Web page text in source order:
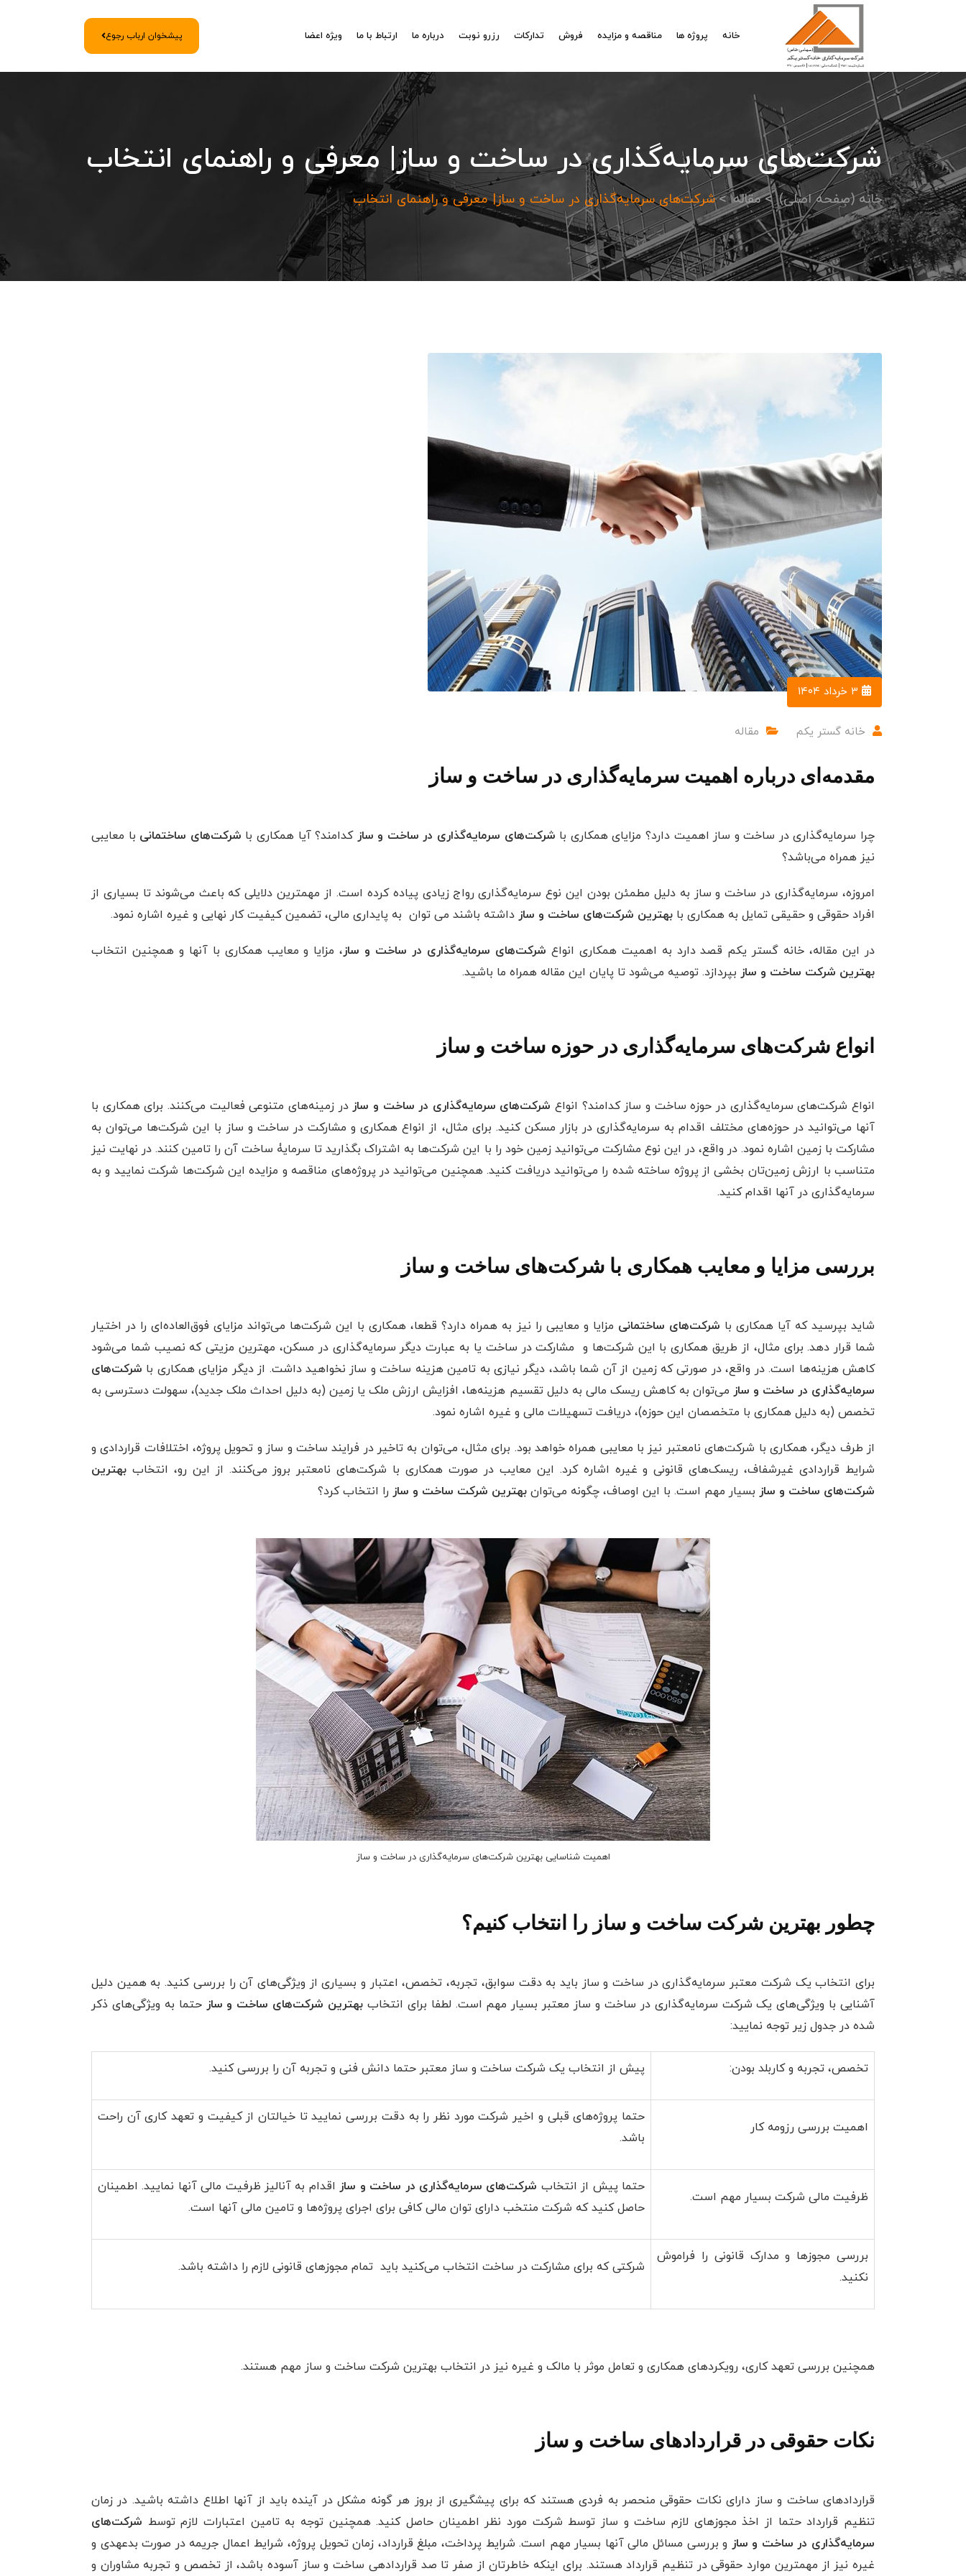
خانه پروژه ها مناقصه و مزایده فروش تدارکات رزرو نوبت درباره ما ارتباط با ما ویژه اعضا پیشخوان ارباب رجوع
شرکت‌های سرمایه‌گذاری در ساخت و ساز| معرفی و راهنمای انتخاب
خانه (صفحه اصلی) مقاله شرکت‌های سرمایه‌گذاری در ساخت و ساز| معرفی و راهنمای انتخاب
خانه گستر یکم مقاله
مقدمه‌ای درباره اهمیت سرمایه‌گذاری در ساخت و ساز
چرا سرمایه‌گذاری در ساخت و ساز اهمیت دارد؟ مزایای همکاری با شرکت‌های سرمایه‌گذاری در ساخت و ساز کدامند؟ آیا همکاری با شرکت‌های ساختمانی با معایبی
نیز همراه می‌باشد؟
امروزه، سرمایه‌گذاری در ساخت و ساز به دلیل مطمئن بودن این نوع سرمایه‌گذاری رواج زیادی پیاده کرده است. از مهمترین دلایلی که باعث می‌شوند تا بسیاری از
افراد حقوقی و حقیقی تمایل به همکاری با بهترین شرکت‌های ساخت و ساز داشته باشند می توان به پایداری مالی، تضمین کیفیت کار نهایی و غیره اشاره نمود.
در این مقاله، خانه گستر یکم قصد دارد به اهمیت همکاری انواع شرکت‌های سرمایه‌گذاری در ساخت و ساز، مزایا و معایب همکاری با آنها و همچنین انتخاب
بهترین شرکت ساخت و ساز بپردازد. توصیه می‌شود تا پایان این مقاله همراه ما باشید.
انواع شرکت‌های سرمایه‌گذاری در حوزه ساخت و ساز
انواع شرکت‌های سرمایه‌گذاری در حوزه ساخت و ساز کدامند؟ انواع شرکت‌های سرمایه‌گذاری در ساخت و ساز در زمینه‌های متنوعی فعالیت می‌کنند. برای همکاری با
آنها می‌توانید در حوزه‌های مختلف اقدام به سرمایه‌گذاری در بازار مسکن کنید. برای مثال، از انواع همکاری و مشارکت در ساخت و ساز با این شرکت‌ها می‌توان به
مشارکت با زمین اشاره نمود. در واقع، در این نوع مشارکت می‌توانید زمین خود را با این شرکت‌ها به اشتراک بگذارید تا سرمایۀ ساخت آن را تامین کنند. در نهایت نیز
متناسب با ارزش زمین‌تان بخشی از پروژه ساخته شده را می‌توانید دریافت کنید. همچنین می‌توانید در پروژه‌های مناقصه و مزایده این شرکت‌ها شرکت نمایید و به
سرمایه‌گذاری در آنها اقدام کنید.
بررسی مزایا و معایب همکاری با شرکت‌های ساخت و ساز
شاید بپرسید که آیا همکاری با شرکت‌های ساختمانی مزایا و معایبی را نیز به همراه دارد؟ قطعا، همکاری با این شرکت‌ها می‌تواند مزایای فوق‌العاده‌ای را در اختیار
شما قرار دهد. برای مثال، از طریق همکاری با این شرکت‌ها و مشارکت در ساخت یا به عبارت دیگر سرمایه‌گذاری در مسکن، مهترین مزیتی که نصیب شما می‌شود
کاهش هزینه‌ها است. در واقع، در صورتی که زمین از آن شما باشد، دیگر نیازی به تامین هزینه ساخت و ساز نخواهید داشت. از دیگر مزایای همکاری با شرکت‌های
سرمایه‌گذاری در ساخت و ساز می‌توان به کاهش ریسک مالی به دلیل تقسیم هزینه‌ها، افزایش ارزش ملک یا زمین (به دلیل احداث ملک جدید)، سهولت دسترسی به
تخصص (به دلیل همکاری با متخصصان این حوزه)، دریافت تسهیلات مالی و غیره اشاره نمود.
از طرف دیگر، همکاری با شرکت‌های نامعتبر نیز با معایبی همراه خواهد بود. برای مثال، می‌توان به تاخیر در فرایند ساخت و ساز و تحویل پروژه، اختلافات قراردادی و
شرایط قراردادی غیرشفاف، ریسک‌های قانونی و غیره اشاره کرد. این معایب در صورت همکاری با شرکت‌های نامعتبر بروز می‌کنند. از این رو، انتخاب بهترین
شرکت‌های ساخت و ساز بسیار مهم است. با این اوصاف، چگونه می‌توان بهترین شرکت ساخت و ساز را انتخاب کرد؟
اهمیت شناسایی بهترین شرکت‌های سرمایه‌گذاری در ساخت و ساز
چطور بهترین شرکت ساخت و ساز را انتخاب کنیم؟
برای انتخاب یک شرکت معتبر سرمایه‌گذاری در ساخت و ساز باید به دقت سوابق، تجربه، تخصص، اعتبار و بسیاری از ویژگی‌های آن را بررسی کنید. به همین دلیل
آشنایی با ویژگی‌های یک شرکت سرمایه‌گذاری در ساخت و ساز معتبر بسیار مهم است. لطفا برای انتخاب بهترین شرکت‌های ساخت و ساز حتما به ویژگی‌های ذکر
شده در جدول زیر توجه نمایید:
تخصص، تجربه و کاربلد بودن: پیش از انتخاب یک شرکت ساخت و ساز معتبر حتما دانش فنی و تجربه آن را بررسی کنید.
اهمیت بررسی رزومه کار
حتما پروژه‌های قبلی و اخیر شرکت مورد نظر را به دقت بررسی نمایید تا خیالتان از کیفیت و تعهد کاری آن راحت
باشد.
ظرفیت مالی شرکت بسیار مهم است.
حتما پیش از انتخاب شرکت‌های سرمایه‌گذاری در ساخت و ساز اقدام به آنالیز ظرفیت مالی آنها نمایید. اطمینان
حاصل کنید که شرکت منتخب دارای توان مالی کافی برای اجرای پروژه‌ها و تامین مالی آنها است.
بررسی مجوزها و مدارک قانونی را فراموش
نکنید.
شرکتی که برای مشارکت در ساخت انتخاب می‌کنید باید تمام مجوزهای قانونی لازم را داشته باشد.
همچنین بررسی تعهد کاری، رویکردهای همکاری و تعامل موثر با مالک و غیره نیز در انتخاب بهترین شرکت ساخت و ساز مهم هستند.
نکات حقوقی در قراردادهای ساخت و ساز
قراردادهای ساخت و ساز دارای نکات حقوقی منحصر به فردی هستند که برای پیشگیری از بروز هر گونه مشکل در آینده باید از آنها اطلاع داشته باشید. در زمان
تنظیم قرارداد حتما از اخذ مجوزهای لازم ساخت و ساز توسط شرکت مورد نظر اطمینان حاصل کنید. همچنین توجه به تامین اعتبارات لازم توسط شرکت‌های
سرمایه‌گذاری در ساخت و ساز و بررسی مسائل مالی آنها بسیار مهم است. شرایط پرداخت، مبلغ قرارداد، زمان تحویل پروژه، شرایط اعمال جریمه در صورت بدعهدی و
غیره نیز از مهمترین موارد حقوقی در تنظیم قرارداد هستند. برای اینکه خاطرتان از صفر تا صد قراردادهی ساخت و ساز آسوده باشد، از تخصص و تجربه مشاوران و